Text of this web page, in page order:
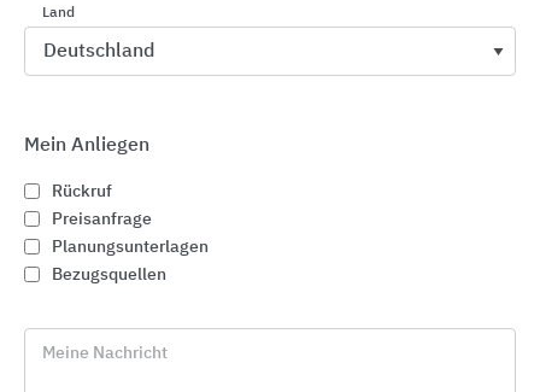
Land
Mein Anliegen
Rückruf
Preisanfrage
Planungsunterlagen
Bezugsquellen
Meine Nachricht